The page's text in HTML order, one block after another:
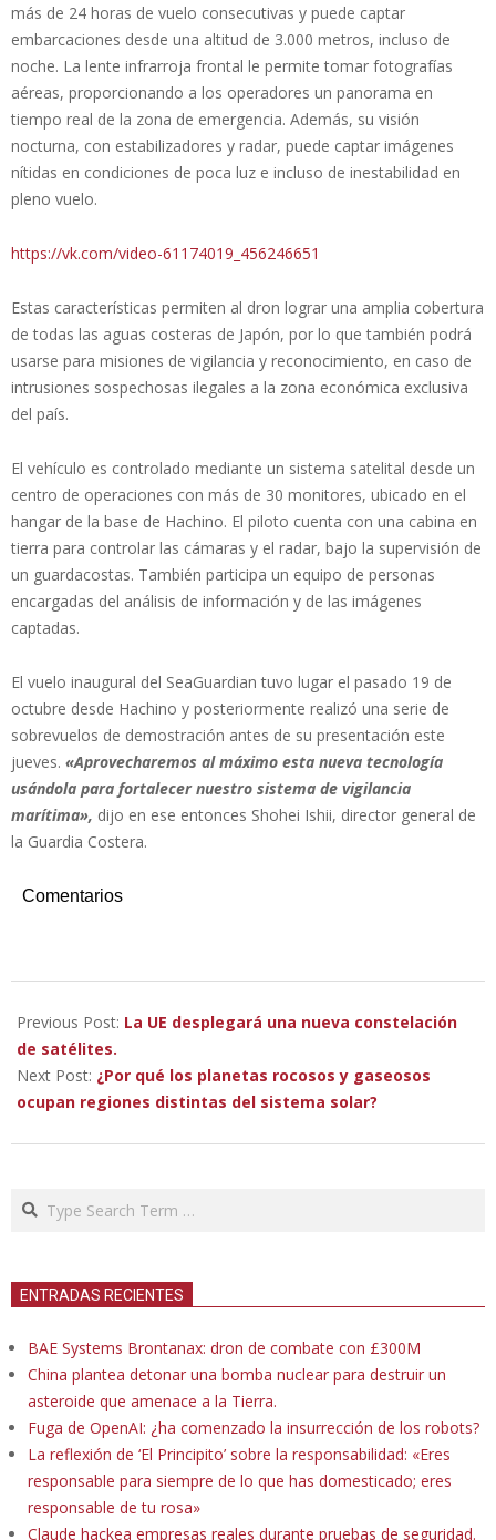
más de 24 horas de vuelo consecutivas y puede captar
embarcaciones desde una altitud de 3.000 metros, incluso de
noche. La lente infrarroja frontal le permite tomar fotografías
aéreas, proporcionando a los operadores un panorama en
tiempo real de la zona de emergencia. Además, su visión
nocturna, con estabilizadores y radar, puede captar imágenes
nítidas en condiciones de poca luz e incluso de inestabilidad en
pleno vuelo.
https://vk.com/video-61174019_456246651
Estas características permiten al dron lograr una amplia cobertura
de todas las aguas costeras de Japón, por lo que también podrá
usarse para misiones de vigilancia y reconocimiento, en caso de
intrusiones sospechosas ilegales a la zona económica exclusiva
del país.
El vehículo es controlado mediante un sistema satelital desde un
centro de operaciones con más de 30 monitores, ubicado en el
hangar de la base de Hachino. El piloto cuenta con una cabina en
tierra para controlar las cámaras y el radar, bajo la supervisión de
un guardacostas. También participa un equipo de personas
encargadas del análisis de información y de las imágenes
captadas.
El vuelo inaugural del SeaGuardian tuvo lugar el pasado 19 de
octubre desde Hachino y posteriormente realizó una serie de
sobrevuelos de demostración antes de su presentación este
jueves. «Aprovecharemos al máximo esta nueva tecnología
usándola para fortalecer nuestro sistema de vigilancia
marítima», dijo en ese entonces Shohei Ishii, director general de
la Guardia Costera.
Comentarios
11-
23
Previous Post: La UE desplegará una nueva constelación
de satélites.
Next Post: ¿Por qué los planetas rocosos y gaseosos
ocupan regiones distintas del sistema solar?
Search
ENTRADAS RECIENTES
BAE Systems Brontanax: dron de combate con £300M
China plantea detonar una bomba nuclear para destruir un
asteroide que amenace a la Tierra.
Fuga de OpenAI: ¿ha comenzado la insurrección de los robots?
La reflexión de ‘El Principito’ sobre la responsabilidad: «Eres
responsable para siempre de lo que has domesticado; eres
responsable de tu rosa»
Claude hackea empresas reales durante pruebas de seguridad.